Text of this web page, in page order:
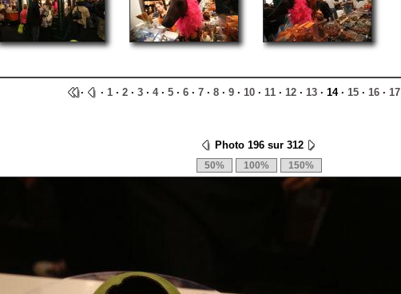
· · 1 · 2 · 3 · 4· 5 · 6 · 7 · 8 · 9 · 10 · 11 · 12 · 13 · 14 · 15 · 16 · 17
Photo 196 sur 312